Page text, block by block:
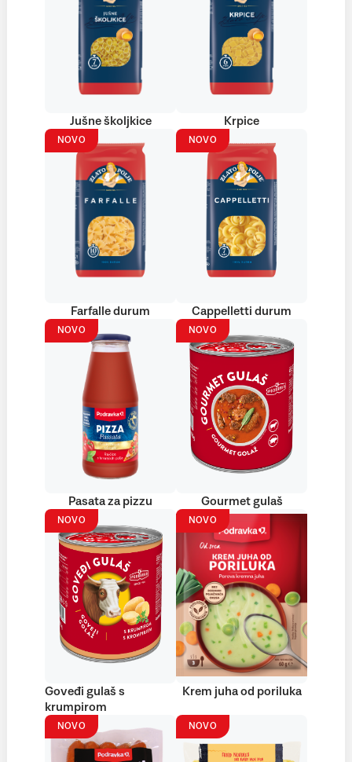
Jušne školjkice Krpice
NOVO
Farfalle durum
NOVO
Cappelletti durum
NOVO
Pasata za pizzu
NOVO
Gourmet gulaš
NOVO
Goveđi gulaš s
krumpirom
NOVO
Krem juha od poriluka
NOVO NOVO